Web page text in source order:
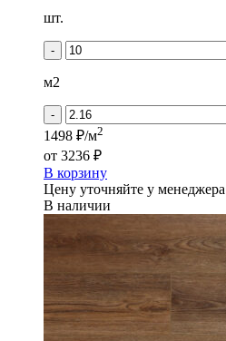
Количество
Кронапласт
-
Белёный
шт.
-
м2
-
1498 ₽/м2
от 3236 ₽
В корзину
Цену уточняйте у менеджера
В наличии